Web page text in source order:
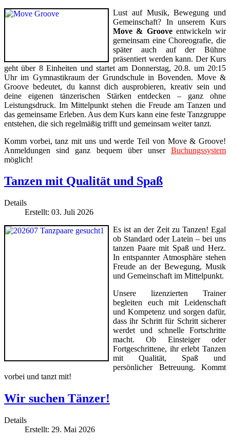
Lust auf Musik, Bewegung und
Gemeinschaft? In unserem Kurs
Move & Grooveentwickeln wir
gemeinsam eine Choreografie, die
später auch auf der Bühne
präsentiert werden kann. Der Kurs
geht über 8 Einheiten und startet am Donnerstag, 20.8. um 20:15
Uhr im Gymnastikraum der Grundschule in Bovenden. Move &
Groove bedeutet, du kannst dich ausprobieren, kreativ sein und
deine eigenen tänzerischen Stärken entdecken – ganz ohne
Leistungsdruck. Im Mittelpunkt stehen die Freude am Tanzen und
das gemeinsame Erleben. Aus dem Kurs kann eine feste Tanzgruppe
entstehen, die sich regelmäßig trifft und gemeinsam weiter tanzt.
Komm vorbei, tanz mit uns und werde Teil von Move & Groove!
Anmeldungen sind ganz bequem über unser Buchungssystem
möglich!
Tanzen mit Qualität und Spaß
Details
Erstellt: 03. Juli 2026
Es ist an der Zeit zu Tanzen! Egal
ob Standard oder Latein – bei uns
tanzen Paare mit Spaß und Herz.
In entspannter Atmosphäre stehen
Freude an der Bewegung, Musik
und Gemeinschaft im Mittelpunkt.
Unsere lizenzierten Trainer
begleiten euch mit Leidenschaft
und Kompetenz und sorgen dafür,
dass ihr Schritt für Schritt sicherer
werdet und schnelle Fortschritte
macht. Ob Einsteiger oder
Fortgeschrittene, ihr erlebt Tanzen
mit Qualität, Spaß und
persönlicher Betreuung. Kommt
vorbei und tanzt mit!
Wir suchen Tänzer!
Details
Erstellt: 29. Mai 2026